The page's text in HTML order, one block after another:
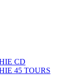
CD
45 TOURS